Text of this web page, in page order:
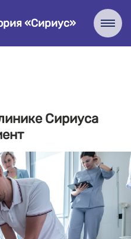
«Сириус»
Сириуса